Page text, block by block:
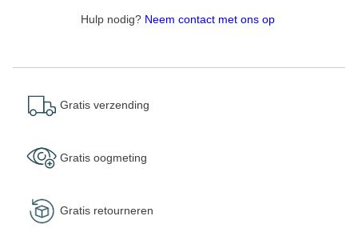
Hulp nodig? Neem contact met ons op
Gratis verzending
Gratis oogmeting
Gratis retourneren